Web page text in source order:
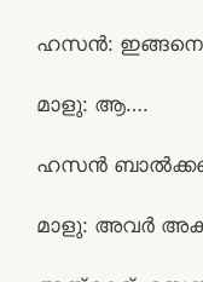
ഹസൻ:
മാളു: ആ….
ഹസൻ
മാളു: അവർ